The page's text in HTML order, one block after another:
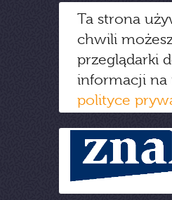
Ta strona
chwili
przeglądarki
informacji na
polityce